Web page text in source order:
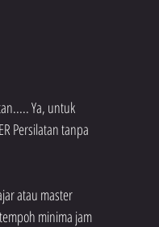
Ya, untuk
Persilatan tanpa
atau master
minima jam